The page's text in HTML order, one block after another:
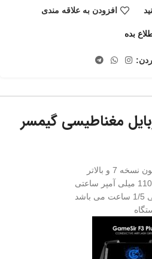
افزودن به علاقه مندی
بده
مغناطیسی گیمسر